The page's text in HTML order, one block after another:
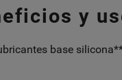
y
base